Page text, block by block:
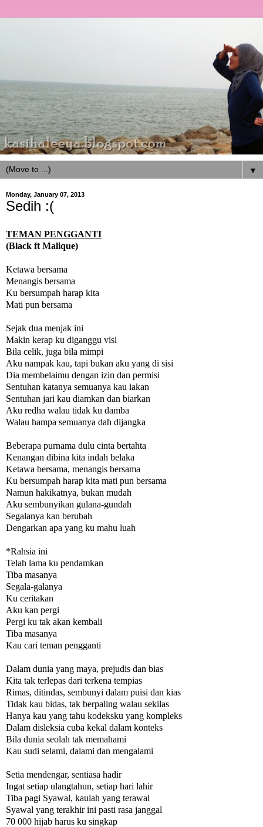
▼
Monday, January 07, 2013
Sedih :(
TEMAN PENGGANTI
(Black ft Malique)
Ketawa bersama
Menangis bersama
Ku bersumpah harap kita
Mati pun bersama
Sejak dua menjak ini
Makin kerap ku diganggu visi
Bila celik, juga bila mimpi
Aku nampak kau, tapi bukan aku yang di sisi
Dia membelaimu dengan izin dan permisi
Sentuhan katanya semuanya kau iakan
Sentuhan jari kau diamkan dan biarkan
Aku redha walau tidak ku damba
Walau hampa semuanya dah dijangka
Beberapa purnama dulu cinta bertahta
Kenangan dibina kita indah belaka
Ketawa bersama, menangis bersama
Ku bersumpah harap kita mati pun bersama
Namun hakikatnya, bukan mudah
Aku sembunyikan gulana-gundah
Segalanya kan berubah
Dengarkan apa yang ku mahu luah
*Rahsia ini
Telah lama ku pendamkan
Tiba masanya
Segala-galanya
Ku ceritakan
Aku kan pergi
Pergi ku tak akan kembali
Tiba masanya
Kau cari teman pengganti
Dalam dunia yang maya, prejudis dan bias
Kita tak terlepas dari terkena tempias
Rimas, ditindas, sembunyi dalam puisi dan kias
Tidak kau bidas, tak berpaling walau sekilas
Hanya kau yang tahu kodeksku yang kompleks
Dalam disleksia cuba kekal dalam konteks
Bila dunia seolah tak memahami
Kau sudi selami, dalami dan mengalami
Setia mendengar, sentiasa hadir
Ingat setiap ulangtahun, setiap hari lahir
Tiba pagi Syawal, kaulah yang terawal
Syawal yang terakhir ini pasti rasa janggal
70 000 hijab harus ku singkap